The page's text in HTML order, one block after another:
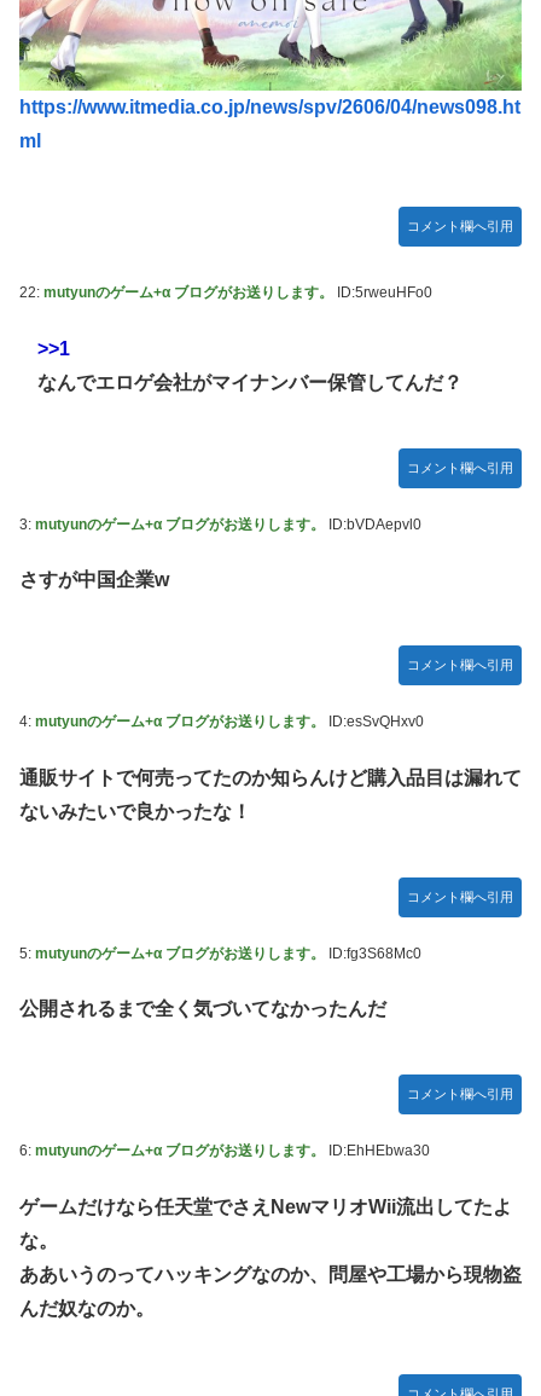
ビでも見せといてw」と言うので『Gガンダム』を一気見さ
せた結果……甥っ子が重度の中二病を発症して家で大暴れｗ
ｗ
佐藤二朗、妻とのハグを報告「文〇砲より遥かに威力は弱い
が、僕のノロケ砲をお見舞いする」
忍RPG・新イベント『バニーとヨミハラクライシス』
【パシフィック・リム】 MODEROID「ジプシー・デンジャ
やる夫のダンジョン運営記183-雑談所ネタ118 懺悔小ネタ
「創刻のファイアホイール」+埋めネタ「ファイアホイール
【にじさんじ】七瀬、動物園でアシカに水をかけられビショ
【デレマス】 和久井留美「夢を作って、いつか遊んで」
ちゃんかと」
ゲーム「すごい武器を手に入れましたが必要レベルに達して
【にじさんじ】Cellmates、NG行動回避ゲーム！フリが露
【動画】マーベルの新作格ゲー、歴代格ゲーのパロディが多
すぎて話題にwwwwwww
→「マッサージ効果は間違いないねｗ」「これが本当のベッ
国連が事実上の機能停止に陥りつつあると関係者が告白、特
メタルバンドが日本から死滅した理由ってなに？
胸に押し当てる（画像あり）
つくwwwwwww
場！！！【乃木坂46】
https://www.itmedia.co.jp/news/spv/2606/04/news098.ht
ml
コメント欄へ引用
22: mutyunのゲーム+α ブログがお送りします。 ID:5rweuHFo0
>>1
なんでエロゲ会社がマイナンバー保管してんだ？
コメント欄へ引用
3: mutyunのゲーム+α ブログがお送りします。 ID:bVDAepvl0
さすが中国企業w
コメント欄へ引用
4: mutyunのゲーム+α ブログがお送りします。 ID:esSvQHxv0
通販サイトで何売ってたのか知らんけど購入品目は漏れて
ないみたいで良かったな！
コメント欄へ引用
5: mutyunのゲーム+α ブログがお送りします。 ID:fg3S68Mc0
公開されるまで全く気づいてなかったんだ
コメント欄へ引用
6: mutyunのゲーム+α ブログがお送りします。 ID:EhHEbwa30
ゲームだけなら任天堂でさえNewマリオWii流出してたよ
な。
ああいうのってハッキングなのか、問屋や工場から現物盗
んだ奴なのか。